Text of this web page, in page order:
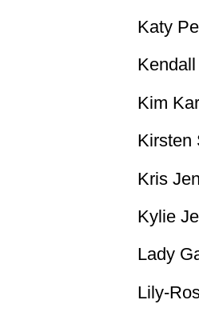
Katy
Kim
Kirsten
Kris
Kylie
Lady
Lily-